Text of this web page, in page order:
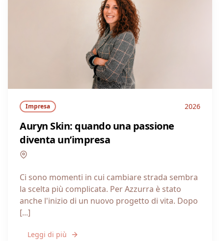
Impresa 2026
Auryn Skin: quando una passione
diventa un’impresa
Ci sono momenti in cui cambiare strada sembra
la scelta più complicata. Per Azzurra è stato
anche l'inizio di un nuovo progetto di vita. Dopo
[...]
Leggi di più